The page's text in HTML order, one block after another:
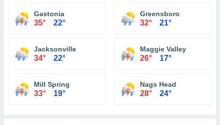
Gastonia
35° 22°
Greensboro
32° 21°
Jacksonville
34° 22°
Maggie Valley
26° 17°
Mill Spring
33° 19°
Nags Head
28° 24°